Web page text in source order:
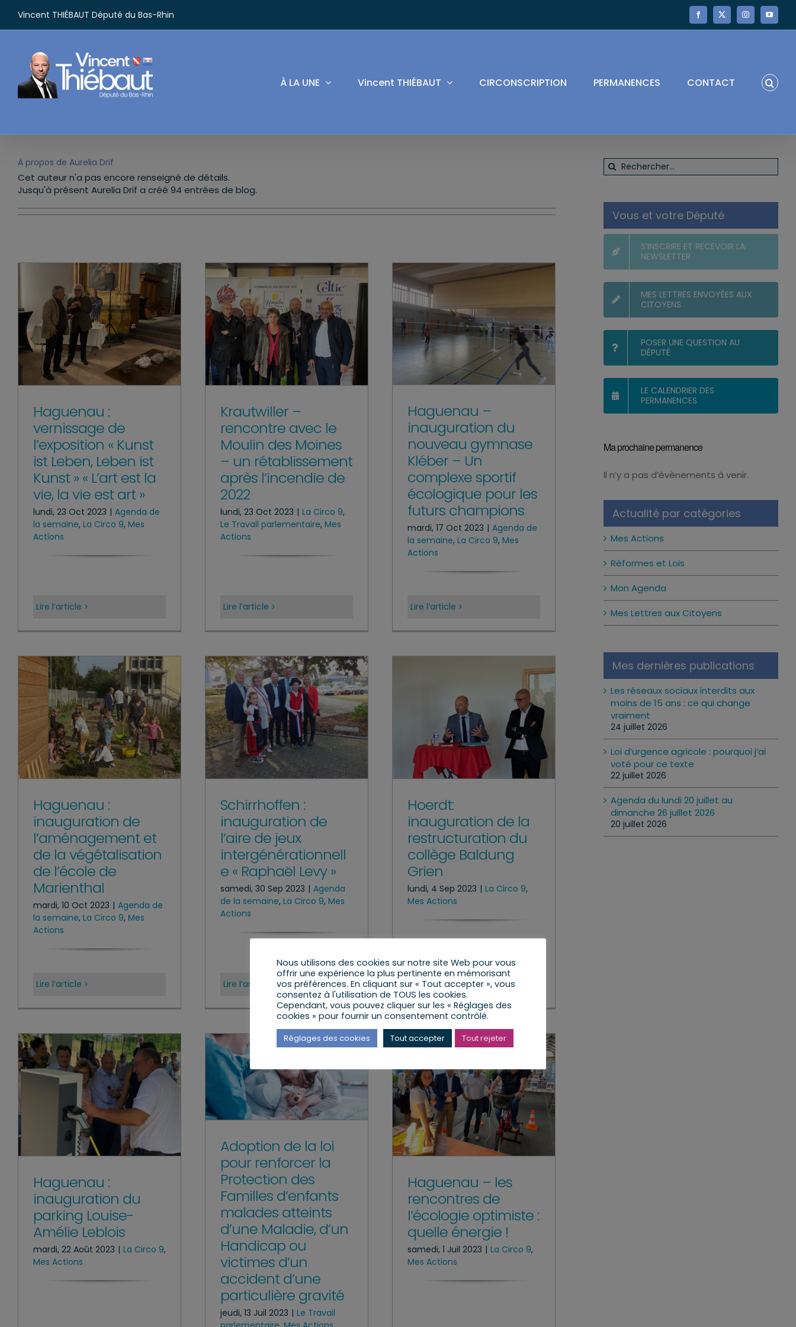
contenu
Vincent THIÉBAUT Député du Bas-Rhin Facebook
X InstagramYouTube
À LA UNE Vincent THIÉBAUT CIRCONSCRIPTION PERMANENCES CONTACT
À propos de Aurelia Drif
Cet auteur n'a pas encore renseigné de détails.
Jusqu'à présent Aurelia Drif a créé 94 entrées de blog.
Haguenau :
vernissage de
l’exposition « Kunst
ist Leben, Leben ist
Kunst » « L’art est la
vie, la vie est art »
lundi, 23 Oct 2023 | Agenda de
la semaine, La Circo 9, Mes
Actions
Lire l’article
Krautwiller –
rencontre avec le
Moulin des Moines
– un rétablissement
après l’incendie de
2022
lundi, 23 Oct 2023 | La Circo 9,
Le Travail parlementaire, Mes
Actions
Lire l’article
Haguenau –
inauguration du
nouveau gymnase
Kléber – Un
complexe sportif
écologique pour les
futurs champions
mardi, 17 Oct 2023 | Agenda de
la semaine, La Circo 9, Mes
Actions
Lire l’article
Haguenau :
inauguration de
l’aménagement et
de la végétalisation
de l’école de
Marienthal
mardi, 10 Oct 2023 | Agenda de
la semaine, La Circo 9, Mes
Actions
Lire l’article
Schirrhoffen :
inauguration de
l’aire de jeux
intergénérationnell
e « Raphaël Levy »
samedi, 30 Sep 2023 | Agenda
de la semaine, La Circo 9, Mes
Actions
Lire l’article
Hoerdt:
inauguration de la
restructuration du
collège Baldung
Grien
lundi, 4 Sep 2023 | La Circo 9,
Mes Actions
Lire l’article
Haguenau :
inauguration du
parking Louise-
Amélie Leblois
mardi, 22 Août 2023 | La Circo 9,
Mes Actions
Adoption de la loi
pour renforcer la
Protection des
Familles d’enfants
malades atteints
d’une Maladie, d’un
Handicap ou
victimes d’un
accident d’une
particulière gravité
jeudi, 13 Juil 2023 | Le Travail
Haguenau – les
rencontres de
l’écologie optimiste :
quelle énergie !
samedi, 1 Juil 2023 | La Circo 9,
Mes Actions
Rechercher:
Vous et votre Député
S’INSCRIRE ET RECEVOIR LA
NEWSLETTER
MES LETTRES ENVOYÉES AUX
CITOYENS
POSER UNE QUESTION AU
DÉPUTÉ
LE CALENDRIER DES
PERMANENCES
Ma prochaine permanence
Notice
Il n’y a pas d’évènements à venir.
Actualité par catégories
Mes Actions
Réformes et Lois
Mon Agenda
Mes Lettres aux Citoyens
Mes dernières publications
Les réseaux sociaux interdits aux
moins de 15 ans : ce qui change
vraiment
24 juillet 2026
Loi d’urgence agricole : pourquoi j’ai
voté pour ce texte
22 juillet 2026
Agenda du lundi 20 juillet au
dimanche 26 juillet 2026
20 juillet 2026
Nous utilisons des cookies sur notre site Web pour vous
offrir une expérience la plus pertinente en mémorisant
vos préférences. En cliquant sur « Tout accepter », vous
consentez à l'utilisation de TOUS les cookies.
Cependant, vous pouvez cliquer sur les « Réglages des
cookies » pour fournir un consentement contrôlé.
Réglages des cookies Tout accepter Tout rejeter